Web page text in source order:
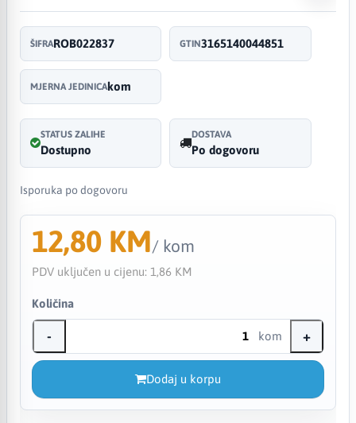
ŠIFRAROB022837 GTIN3165140044851
MJERNA JEDINICAkom
STATUS ZALIHE
Dostupno
DOSTAVA
Po dogovoru
Isporuka po dogovoru
12,80 KM/ kom
PDV uključen u cijenu: 1,86 KM
Količina
- kom +
Dodaj u korpu